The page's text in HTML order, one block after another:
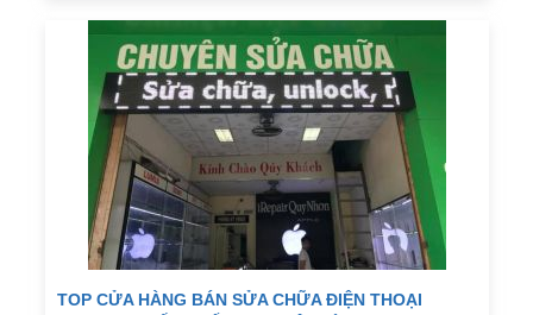
TOP CỬA HÀNG BÁN SỬA CHỮA ĐIỆN THOẠI